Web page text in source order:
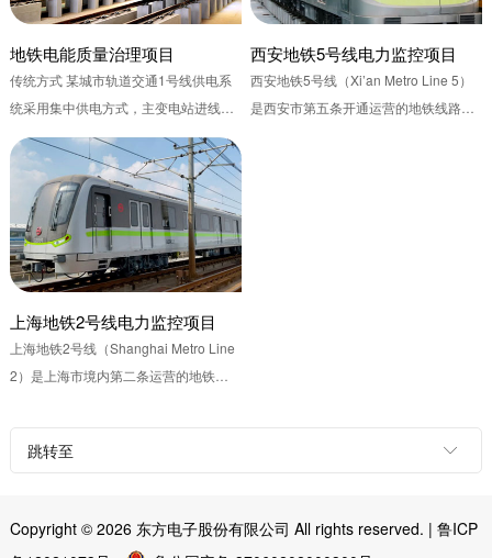
地铁电能质量治理项目
传统方式 某城市轨道交通1号线供电系
统采用集中供电方式，主变电站进线电
源为110kV，系统环网电压为35kV。 解
决方法 由A主变电站和B主变电站对1号
线各车站、停车场和车辆段牵引变电所
和降...
西安地铁5号线电力监控项目
西安地铁5号线（Xi’an Metro Line 5）
是西安市第五条开通运营的地铁线路，
上海地铁2号线电力监控项目
上海地铁2号线（Shanghai Metro Line
2）是上海市境内第二条运营的地铁线
运营，线路西起青浦区徐泾东站，途经
青浦区、闵行区、长宁区、静...
跳转至 
Copyright © 2026 东方电子股份有限公司 All rights reserved. | 鲁ICP